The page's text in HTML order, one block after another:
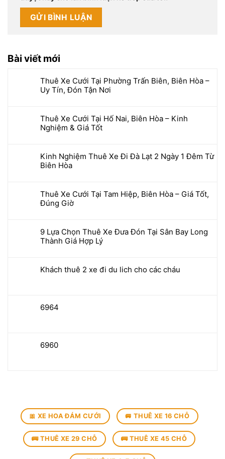
Bài viết mới
Thuê Xe Cưới Tại Phường Trấn Biên, Biên Hòa –
Uy Tín, Đón Tận Nơi
Thuê Xe Cưới Tại Hố Nai, Biên Hòa – Kinh
Nghiệm & Giá Tốt
Kinh Nghiệm Thuê Xe Đi Đà Lạt 2 Ngày 1 Đêm Từ
Biên Hòa
Thuê Xe Cưới Tại Tam Hiệp, Biên Hòa – Giá Tốt,
Đúng Giờ
9 Lựa Chọn Thuê Xe Đưa Đón Tại Sân Bay Long
Thành Giá Hợp Lý
Khách thuê 2 xe đi du lich cho các cháu
6964
6960
🎀 XE HOA ĐÁM CƯỚI 🚐 THUÊ XE 16 CHỖ
🚌 THUÊ XE 29 CHỖ 🚌 THUÊ XE 45 CHỖ